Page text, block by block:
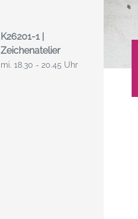
K26201-1 |
Zeichenatelier
mi. 18.30 - 20.45 Uhr